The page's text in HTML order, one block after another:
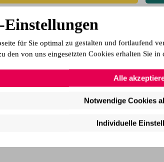
Einstellungen
für Sie optimal zu gestalten und fortlaufend
den von uns eingesetzten Cookies erhalten Sie in
Alle
Notwendige Cookies
Individuelle